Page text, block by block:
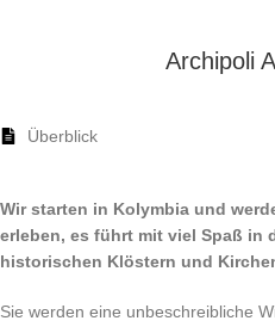
Archipoli
Überblick
Wir starten in Kolymbia und
erleben, es führt mit viel Spaß in
historischen Klöstern und
Sie werden eine unbeschreibliche